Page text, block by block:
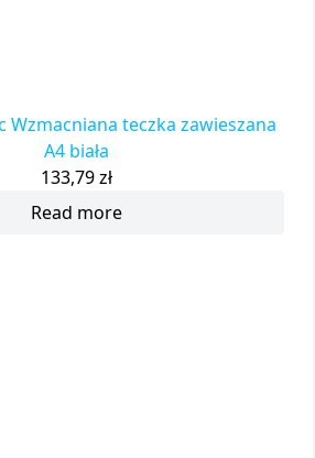
Wzmacniana teczka zawieszana
A4 biała
133,79zł
Read more